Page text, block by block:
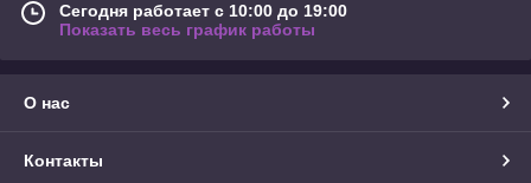
Сегодня работает с 10:00 до 19:00
Показать весь график работы
О нас
Контакты